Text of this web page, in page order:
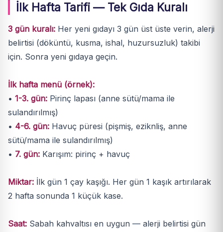
İlk Hafta Tarifi — Tek Gıda Kuralı
3 gün kuralı: Her yeni gıdayı 3 gün üst üste verin, alerji
belirtisi (döküntü, kusma, ishal, huzursuzluk) takibi
için. Sonra yeni gıdaya geçin.
İlk hafta menü (örnek):
• 1-3. gün: Pirinç lapası (anne sütü/mama ile
sulandırılmış)
• 4-6. gün: Havuç püresi (pişmiş, eziknliş, anne
sütü/mama ile sulandırılmış)
• 7. gün: Karışım: pirinç + havuç
Miktar: İlk gün 1 çay kaşığı. Her gün 1 kaşık artırılarak
2 hafta sonunda 1 küçük kase.
Saat: Sabah kahvaltısı en uygun — alerji belirtisi gün